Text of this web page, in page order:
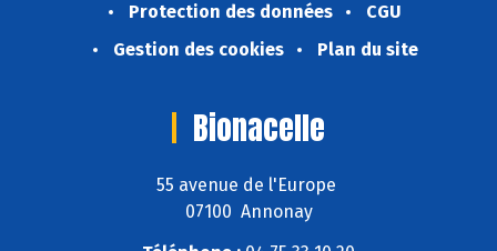
Protection des données
CGU
Gestion des cookies
Plan du site
Bionacelle
55 avenue de l'Europe
07100 Annonay